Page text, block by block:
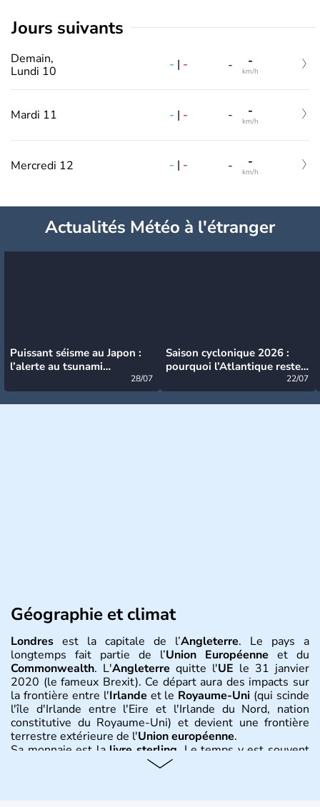
jours suivants
Demain,
Lundi 10
- | - - -
km/h
Mardi 11 - | - - -
km/h
Mercredi 12 - | - - -
km/h
Actualités Météo à l'étranger
Puissant séisme au Japon :
l’alerte au tsunami
28/07
Saison cyclonique 2026 :
pourquoi l’Atlantique reste
22/07
Géographie et climat
Londres est la capitale de l’Angleterre. Le pays a
longtemps fait partie de l’Union Européenne et du
Commonwealth. L'Angleterre quitte l'UE le 31 janvier
2020 (le fameux Brexit). Ce départ aura des impacts sur
la frontière entre l'Irlande et le Royaume-Uni (qui scinde
l'île d'Irlande entre l'Eire et l'Irlande du Nord, nation
constitutive du Royaume-Uni) et devient une frontière
terrestre extérieure de l'Union européenne.
Sa monnaie est lalivre sterling . Le temps y est souvent
instable avec de nombreuses précipitations : il s’agit d’un